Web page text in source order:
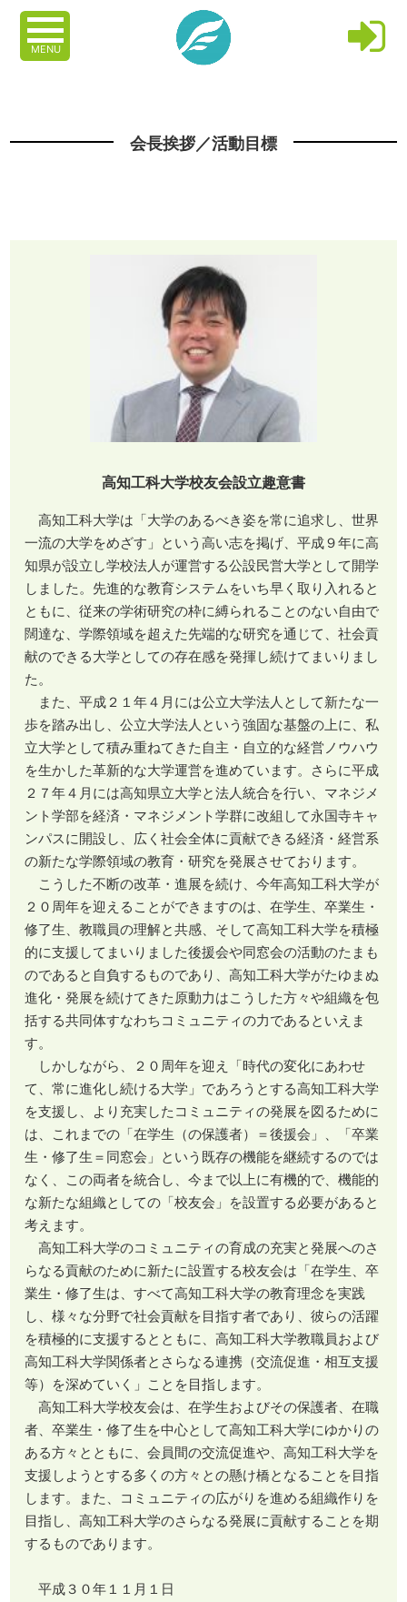
MENU
会長挨拶／活動目標
高知工科大学校友会設立趣意書
高知工科大学は「大学のあるべき姿を常に追求し、世界
一流の大学をめざす」という高い志を掲げ、平成９年に高
知県が設立し学校法人が運営する公設民営大学として開学
しました。先進的な教育システムをいち早く取り入れると
ともに、従来の学術研究の枠に縛られることのない自由で
闊達な、学際領域を超えた先端的な研究を通じて、社会貢
献のできる大学としての存在感を発揮し続けてまいりまし
た。
また、平成２１年４月には公立大学法人として新たな一
歩を踏み出し、公立大学法人という強固な基盤の上に、私
立大学として積み重ねてきた自主・自立的な経営ノウハウ
を生かした革新的な大学運営を進めています。さらに平成
２７年４月には高知県立大学と法人統合を行い、マネジメ
ント学部を経済・マネジメント学群に改組して永国寺キャ
ンパスに開設し、広く社会全体に貢献できる経済・経営系
の新たな学際領域の教育・研究を発展させております。
こうした不断の改革・進展を続け、今年高知工科大学が
２０周年を迎えることができますのは、在学生、卒業生・
修了生、教職員の理解と共感、そして高知工科大学を積極
的に支援してまいりました後援会や同窓会の活動のたまも
のであると自負するものであり、高知工科大学がたゆまぬ
進化・発展を続けてきた原動力はこうした方々や組織を包
括する共同体すなわちコミュニティの力であるといえま
す。
しかしながら、２０周年を迎え「時代の変化にあわせ
て、常に進化し続ける大学」であろうとする高知工科大学
を支援し、より充実したコミュニティの発展を図るために
は、これまでの「在学生（の保護者）＝後援会」、「卒業
生・修了生＝同窓会」という既存の機能を継続するのでは
なく、この両者を統合し、今まで以上に有機的で、機能的
な新たな組織としての「校友会」を設置する必要があると
考えます。
高知工科大学のコミュニティの育成の充実と発展へのさ
らなる貢献のために新たに設置する校友会は「在学生、卒
業生・修了生は、すべて高知工科大学の教育理念を実践
し、様々な分野で社会貢献を目指す者であり、彼らの活躍
を積極的に支援するとともに、高知工科大学教職員および
高知工科大学関係者とさらなる連携（交流促進・相互支援
等）を深めていく」ことを目指します。
高知工科大学校友会は、在学生およびその保護者、在職
者、卒業生・修了生を中心として高知工科大学にゆかりの
ある方々とともに、会員間の交流促進や、高知工科大学を
支援しようとする多くの方々との懸け橋となることを目指
します。また、コミュニティの広がりを進める組織作りを
目指し、高知工科大学のさらなる発展に貢献することを期
するものであります。
平成３０年１１月１日